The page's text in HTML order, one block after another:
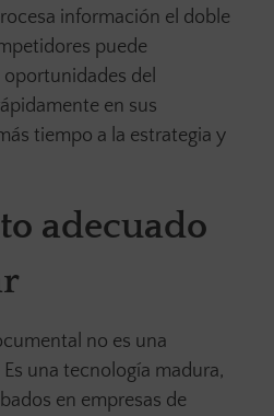
información el doble
puede
del
en sus
tiempo a la estrategia y
adecuado
no es una
una tecnología madura,
en empresas de